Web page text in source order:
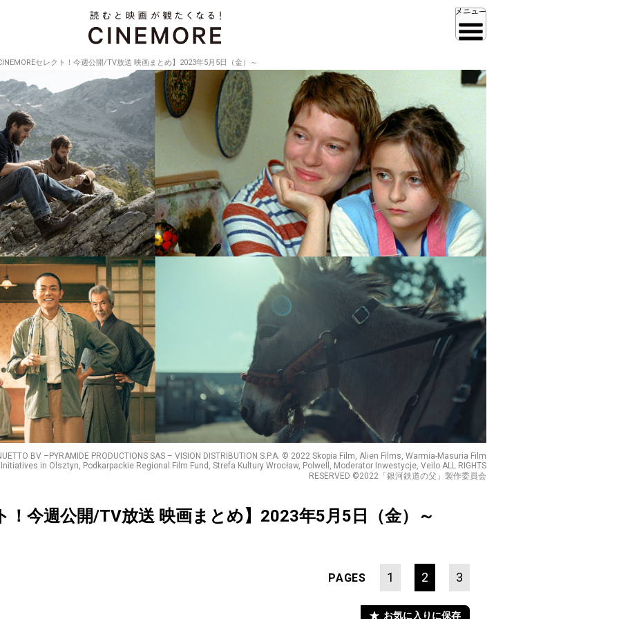
セレクト！今週公開/TV放送 映画まとめ】2023年5月5日（金）～
BV –PYRAMIDE PRODUCTIONS SAS – VISION DISTRIBUTION S.P.A. © 2022 Skopia Film, Alien Films, Warmia-Masuria Film
in Olsztyn, Podkarpackie Regional Film Fund, Strefa Kultury Wrocław, Polwell, Moderator Inwestycje, Veilo ALL RIGHTS
RESERVED ©2022「銀河鉄道の父」製作委員会
！今週公開/TV放送 映画まとめ】2023年5月5日（金）～
PAGES 1 2 3
お気に入りに保存